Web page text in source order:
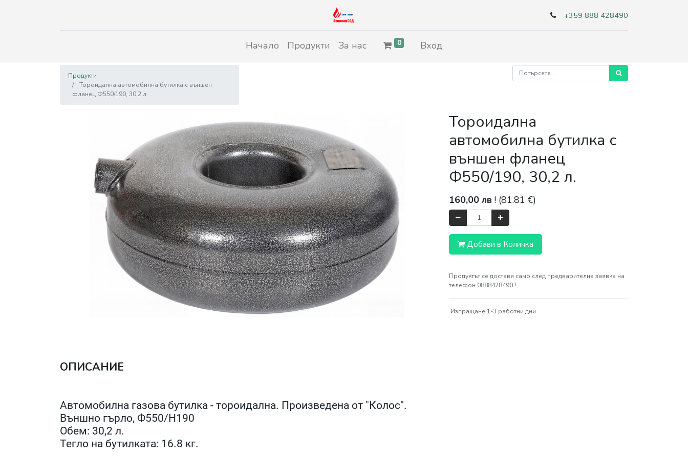
+359 888 428490
Начало Продукти За нас 0 Вход
Продукти
Тороидална автомобилна бутилка с външен
фланец Ф550/190, 30,2 л.
Тороидална
автомобилна бутилка с
външен фланец
Ф550/190, 30,2 л.
160,00 лв ! (81.81 €)
Добави в Количка
Продуктът се доставя само след предварителна заявка на
телефон 0888428490 !
Изпращане 1-3 работни дни
ОПИСАНИЕ
Автомобилна газова бутилка - тороидална. Произведена от "Колос".
Външно гърло, Ф550/H190
Обем: 30,2 л.
Тегло на бутилката: 16.8 кг.